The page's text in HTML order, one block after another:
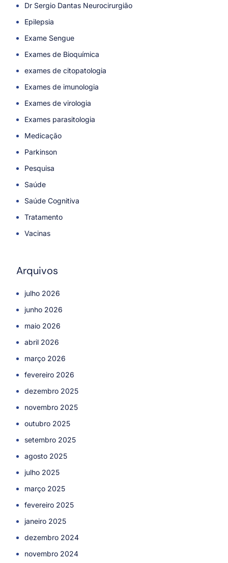
Dr Sergio Dantas Neurocirurgião
Epilepsia
Exame Sengue
Exames de Bioquímica
exames de citopatologia
Exames de imunologia
Exames de virologia
Exames parasitologia
Medicação
Parkinson
Pesquisa
Saúde
Saúde Cognitiva
Tratamento
Vacinas
Arquivos
julho 2026
junho 2026
maio 2026
abril 2026
março 2026
fevereiro 2026
dezembro 2025
novembro 2025
outubro 2025
setembro 2025
agosto 2025
julho 2025
março 2025
fevereiro 2025
janeiro 2025
dezembro 2024
novembro 2024